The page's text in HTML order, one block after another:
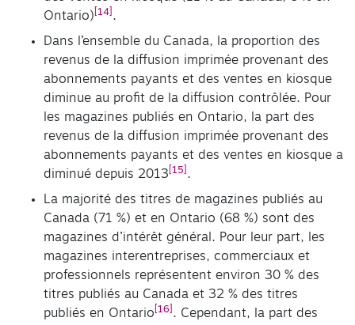
Ontario) [14] .
Dans l’ensemble du Canada, la proportion des
revenus de la diffusion imprimée provenant des
abonnements payants et des ventes en kiosque
diminue au profit de la diffusion contrôlée. Pour
les magazines publiés en Ontario, la part des
revenus de la diffusion imprimée provenant des
abonnements payants et des ventes en kiosque a
diminué depuis 2013 [15] .
La majorité des titres de magazines publiés au
Canada (71 %) et en Ontario (68 %) sont des
magazines d’intérêt général. Pour leur part, les
magazines interentreprises, commerciaux et
professionnels représentent environ 30 % des
titres publiés au Canada et 32 % des titres
publiés en Ontario [16] . Cependant, la part des